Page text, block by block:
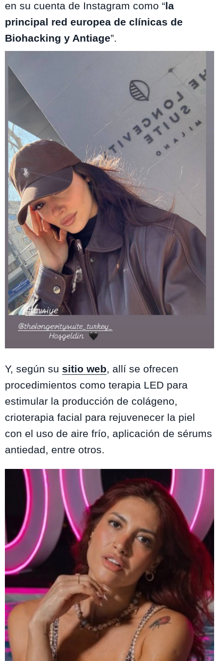
en su cuenta de Instagram como “la
principal red europea de clínicas de
Biohacking y Antiage”.
Y, según su sitio web, allí se ofrecen
procedimientos como terapia LED para
estimular la producción de colágeno,
crioterapia facial para rejuvenecer la piel
con el uso de aire frío, aplicación de sérums
antiedad, entre otros.